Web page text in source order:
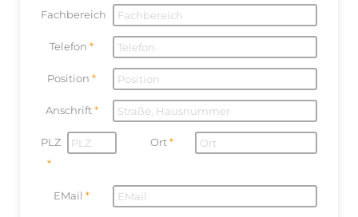
Fachbereich
Telefon
Position
Anschrift
PLZ Ort
EMail